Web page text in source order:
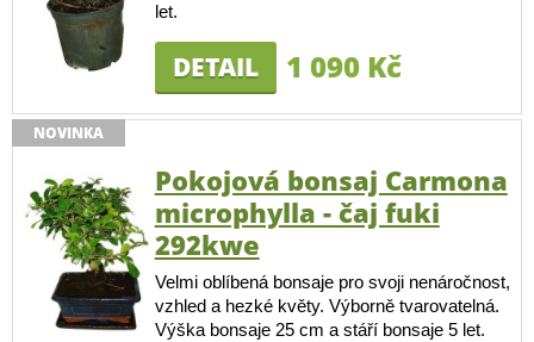
let.
DETAIL 1 090 Kč
NOVINKA
Pokojová bonsaj Carmona
microphylla - čaj fuki
292kwe
Velmi oblíbená bonsaje pro svoji nenáročnost,
vzhled a hezké květy. Výborně tvarovatelná.
Výška bonsaje 25 cm a stáří bonsaje 5 let.